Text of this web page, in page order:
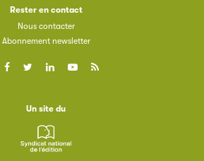
Rester en contact
Nous contacter
Abonnement newsletter
Un site du